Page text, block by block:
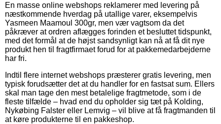
En masse online webshops reklamerer med levering på
næstkommende hverdag på utallige varer, eksempelvis
Yasmeen Maamoul 300gr, men vær vagtsom da det
påkræver at ordren aflægges forinden et besluttet tidspunkt,
med det formål at de højst sandsynligt kan nå at få dit nye
produkt hen til fragtfirmaet forud for at pakkemedarbejderne
har fri.
Indtil flere internet webshops præsterer gratis levering, men
typisk forudsætter det at du handler for en fastsat sum. Ellers
skal man tage den mest betalelige fragtmetode, som i de
fleste tilfælde – hvad end du opholder sig tæt på Kolding,
Nykøbing Falster eller Lemvig – vil blive at få fragtmanden til
at køre produkterne til en pakkeshop.